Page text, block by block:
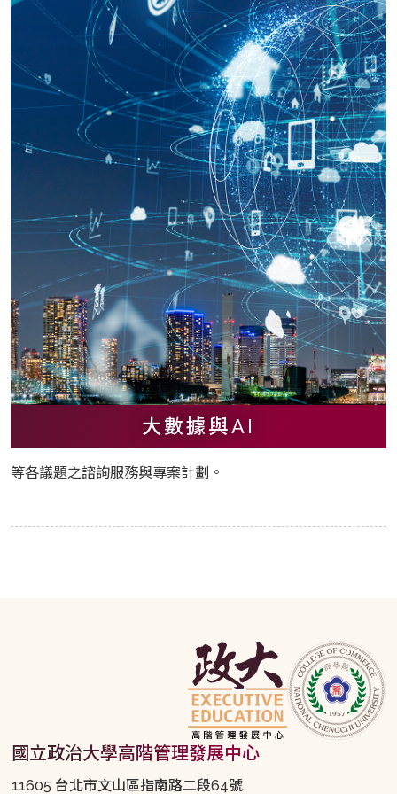
大數據與AI
等各議題之諮詢服務與專案計劃。
國立政治大學高階管理發展中心
11605 台北市文山區指南路二段64號